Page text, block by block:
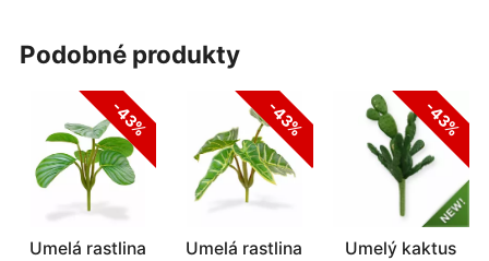
podobné produkty
-43%
Umelá rastlina
-43%
Umelá rastlina
-43%
Umelý kaktus